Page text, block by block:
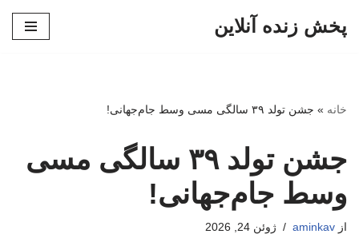
پخش زنده آنلاین
خانه » جشن تولد ۳۹ سالگی مسی وسط جام‌جهانی!
جشن تولد ۳۹ سالگی مسی
وسط جام‌جهانی!
از aminkav ژوئن 24, 2026